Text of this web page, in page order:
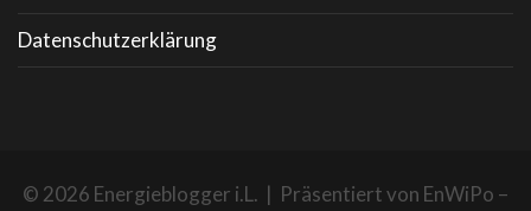
Datenschutzerklärung
© 2026 Energieblogger i.L. | Präsentiert von EnWiPo –